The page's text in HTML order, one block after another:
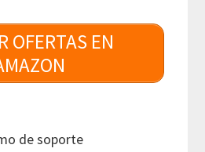
OFERTAS EN
de soporte